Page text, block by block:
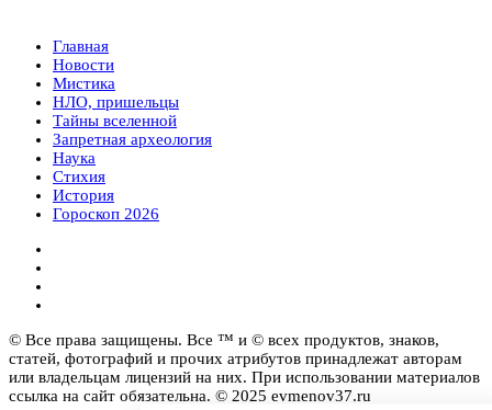
Главная
Новости
Мистика
НЛО, пришельцы
Тайны вселенной
Запретная археология
Наука
Стихия
История
Гороскоп 2026
© Все права защищены. Все ™ и © всех продуктов, знаков,
статей, фотографий и прочих атрибутов принадлежат авторам
или владельцам лицензий на них. При использовании материалов
ссылка на сайт обязательна. © 2025 evmenov37.ru